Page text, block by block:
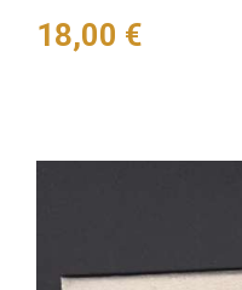
Preço
18,00 €